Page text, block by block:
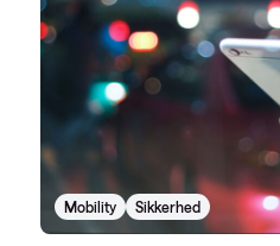
Mobility Sikkerhed